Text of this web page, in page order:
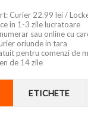
Curier 22.99 lei /
in 1-3 zile lucratoare
sau online cu
oriunde in tara
pentru comenzi de
de 14 zile
ETICHETE